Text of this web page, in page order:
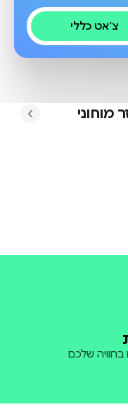
צ׳אט כללי
מוחוני
שלכם